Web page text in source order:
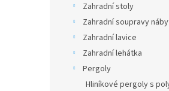
Zahradní stoly
Zahradní soupravy
Zahradní lavice
Zahradní lehátka
Pergoly
Hliníkové pergoly s